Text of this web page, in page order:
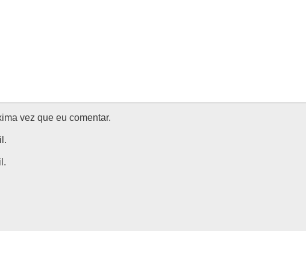
vez que eu comentar.